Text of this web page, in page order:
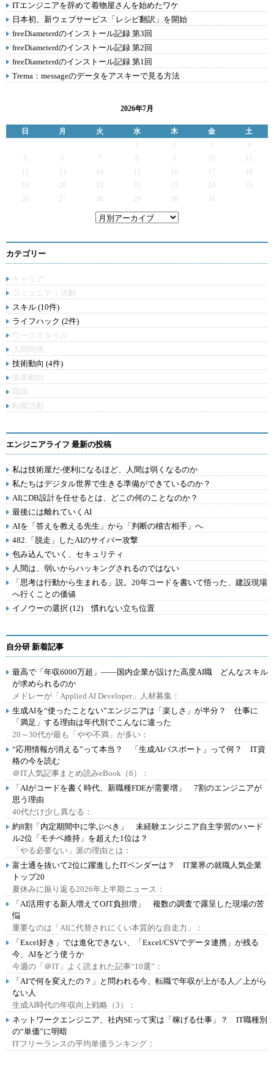
ITエンジニアを辞めて着物屋さんを始めたワケ
日本初、新ウェブサービス「レシピ翻訳」を開始
freeDiameterdのインストール記録 第3回
freeDiameterdのインストール記録 第2回
freeDiameterdのインストール記録 第1回
Trema：messageのデータをアスキーで見る方法
2026年7月
日 月 火 水 木 金
土
2 3
4
5
6 7 9
12
13 14 15 16 17
19
20 21 22 23 24
25
26
27 28 29 30 31
カテゴリー
キャリア
コミュニティ活動
スキル (10件)
ライフハック (2件)
ワークスタイル
人間関係
技術動向 (4件)
業界動向
職場
転職活動
エンジニアライフ 最新の投稿
私は技術屋だ-便利になるほど、人間は弱くなるのか
私たちはデジタル世界で生きる準備ができているのか？
AIにDB設計を任せるとは、どこの何のことなのか？
最後には離れていくAI
AIを「答えを教える先生」から「判断の稽古相手」へ
482.「脱走」したAIのサイバー攻撃
包み込んでいく、セキュリティ
人間は、弱いからハッキングされるのではない
「思考は行動から生まれる」説。20年コードを書いて悟った、建設現場
へ行くことの価値
イノウーの選択 (12) 慣れない立ち位置
自分研 新着記事
最高で「年収6000万超」――国内企業が設けた高度AI職 どんなスキル
が求められるのか
メドレーが「Applied AI Developer」人材募集：
生成AIを“使ったことない”エンジニアは「楽しさ」が半分？ 仕事に
「満足」する理由は年代別でこんなに違った
20～30代が最も「やや不満」が多い：
“応用情報が消える”って本当？ 「生成AIパスポート」って何？ IT資
格の今を読む
＠IT人気記事まとめ読みeBook（6）：
「AIがコードを書く時代、新職種FDEが需要増」 7割のエンジニアが
思う理由
40代だけ少し異なる：
約8割「内定期間中に学ぶべき」 未経験エンジニア自主学習のハード
ル2位「モチベ維持」を超えた1位は？
「やる必要ない」派の理由とは：
富士通を抜いて2位に躍進したITベンダーは？ IT業界の就職人気企業
トップ20
夏休みに振り返る2026年上半期ニュース：
「AI活用する新人増えてOJT負担増」 複数の調査で露呈した現場の苦
悩
重要なのは「AIに代替されにくい本質的な自走力」：
「Excel好き」では進化できない、「Excel/CSVでデータ連携」が残る
今、AIをどう使うか
今週の「＠IT」よく読まれた記事“10選”：
「AIで何を変えたの？」と問われる今、転職で年収が上がる人／上がら
ない人
生成AI時代の年収向上戦略（3）：
ネットワークエンジニア、社内SEって実は「稼げる仕事」？ IT職種別
の“単価”に明暗
ITフリーランスの平均単価ランキング：